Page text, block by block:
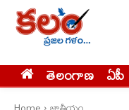
తెలంగాణ ఏపీ